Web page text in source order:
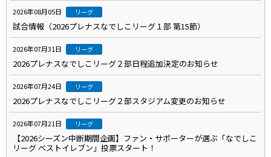
2026年08月05日 リーグ
試合情報（2026プレナスなでしこリーグ１部 第15節）
2026年07月31日 リーグ
2026プレナスなでしこリーグ２部日程追加決定のお知らせ
2026年07月24日 リーグ
2026プレナスなでしこリーグ２部スタジアム変更のお知らせ
2026年07月21日 リーグ
【2026シーズン中断期間企画】ファン・サポーターが選ぶ「なでしこ
リーグ ベストイレブン」投票スタート！